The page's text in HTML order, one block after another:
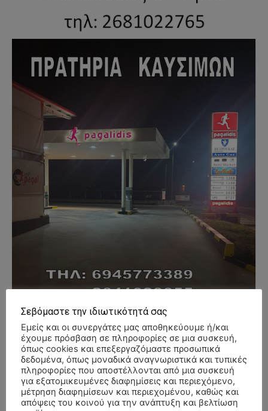
- Advertisment -
Σεβόμαστε την ιδιωτικότητά σας
Εμείς και οι συνεργάτες μας αποθηκεύουμε ή/και
έχουμε πρόσβαση σε πληροφορίες σε μια συσκευή,
όπως cookies και επεξεργαζόμαστε προσωπικά
δεδομένα, όπως μοναδικά αναγνωριστικά και τυπικές
πληροφορίες που αποστέλλονται από μια συσκευή
για εξατομικευμένες διαφημίσεις και περιεχόμενο,
μέτρηση διαφημίσεων και περιεχομένου, καθώς και
απόψεις του κοινού για την ανάπτυξη και βελτίωση